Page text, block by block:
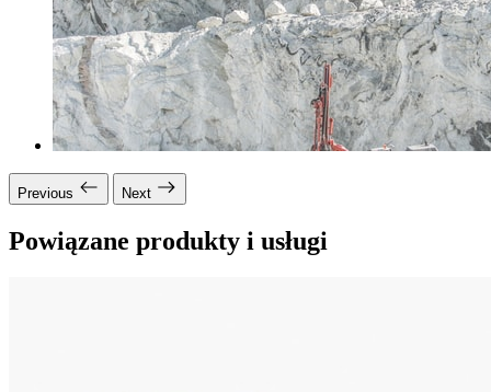
Previous Next
Powiązane produkty i usługi